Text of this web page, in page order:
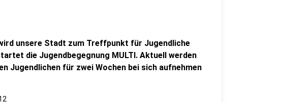
unsere Stadt zum Treffpunkt für Jugendliche
die Jugendbegegnung MULTI. Aktuell werden
Jugendlichen für zwei Wochen bei sich aufnehmen